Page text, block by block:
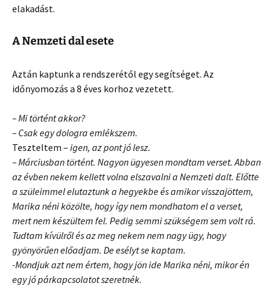
elakadást.
A Nemzeti dal esete
Aztán kaptunk a rendszerétől egy segítséget. Az
időnyomozás a 8 éves korhoz vezetett.
– Mi történt akkor?
– Csak egy dologra emlékszem.
Teszteltem – igen, az pont jó lesz.
– Márciusban történt. Nagyon ügyesen mondtam verset. Abban
az évben nekem kellett volna elszavalni a Nemzeti dalt. Előtte
a szüleimmel elutaztunk a hegyekbe és amikor visszajöttem,
Marika néni közölte, hogy így nem mondhatom el a verset,
mert nem készültem fel. Pedig semmi szükségem sem volt rá.
Tudtam kívülről és az meg nekem nem nagy ügy, hogy
gyönyörűen előadjam. De esélyt se kaptam.
-Mondjuk azt nem értem, hogy jön ide Marika néni, mikor én
egy jó párkapcsolatot szeretnék.